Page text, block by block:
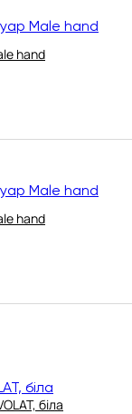
hand
hand
біла